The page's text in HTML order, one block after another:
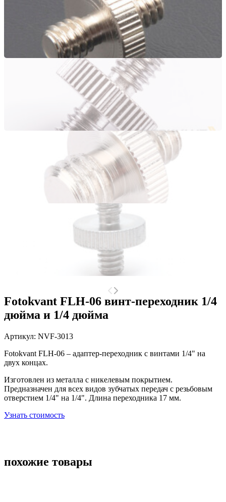
Fotokvant FLH-06 винт-переходник 1/4
дюйма и 1/4 дюйма
Артикул: NVF-3013
Fotokvant FLH-06 – адаптер-переходник с винтами 1/4" на
двух концах.
Изготовлен из металла с никелевым покрытием.
Предназначен для всех видов зубчатых передач с резьбовым
отверстием 1/4" на 1/4". Длина переходника 17 мм.
Узнать стоимость
похожие товары